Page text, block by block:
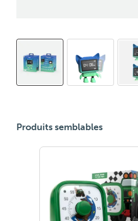
Produits semblables